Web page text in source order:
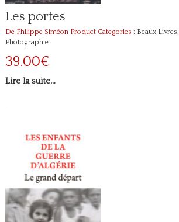
Les portes
De Philippe SiméonProduct Categories : Beaux Livres,
Photographie
39.00€
Lire la suite…